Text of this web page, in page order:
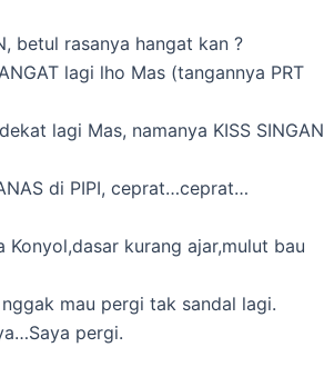
betul rasanya hangat kan ?
lagi lho Mas (tangannya PRT
lagi Mas, namanya KISS SINGAN
di PIPI, ceprat…ceprat…
kurang ajar,mulut bau
mau pergi tak sandal lagi.
pergi.